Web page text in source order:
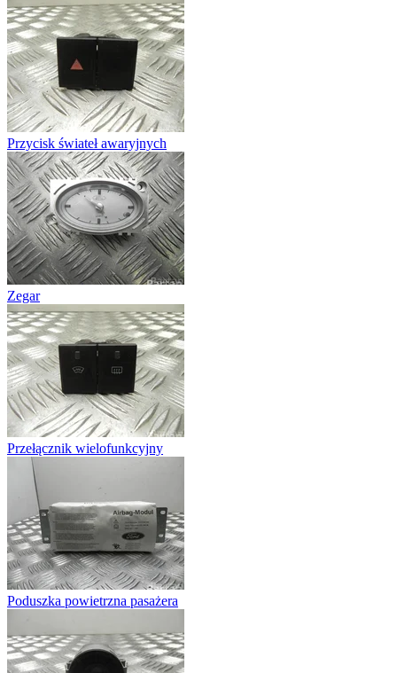
Przycisk świateł awaryjnych
Zegar
Przełącznik wielofunkcyjny
Poduszka powietrzna pasażera